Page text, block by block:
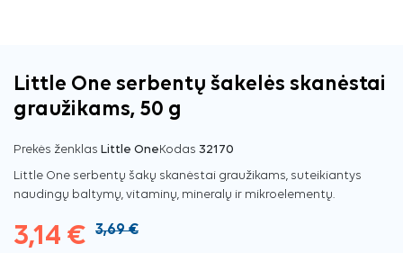
Little One serbentų šakelės skanėstai
graužikams, 50 g
Prekės ženklas Little OneKodas 32170
Little One serbentų šakų skanėstai graužikams, suteikiantys
naudingų baltymų, vitaminų, mineralų ir mikroelementų.
3,14 € 3,69 €